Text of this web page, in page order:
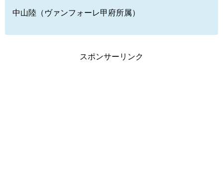
中山陸（ヴァンフォーレ甲府所属）
スポンサーリンク